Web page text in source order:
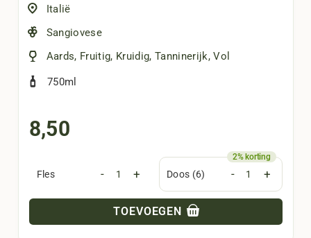
Italië
Sangiovese
Aards, Fruitig, Kruidig,Tanninerijk,Vol
750ml
8,50
Fles - + Doos (6) - +
TOEVOEGEN